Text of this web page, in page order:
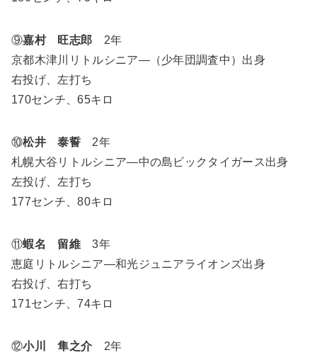
⑨嘉村 旺志郎 2年
京都木津川リトルシニア―（少年団調査中）出身
右投げ、左打ち
170センチ、65キロ
⑩松井 泰誓2年
札幌大谷リトルシニア―中の島ビックタイガース出身
左投げ、左打ち
177センチ、80キロ
⑪蝦名 留維3年
恵庭リトルシニア―和光ジュニアライオンズ出身
右投げ、右打ち
171センチ、74キロ
⑫小川 隼之介 2年